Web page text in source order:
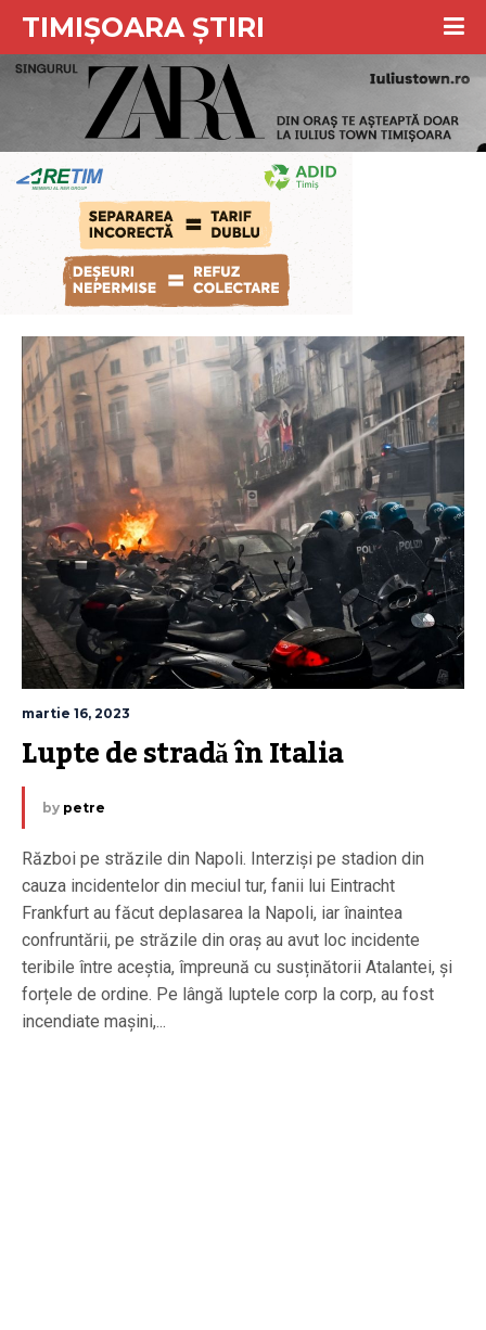
TIMIȘOARA ȘTIRI
martie 16, 2023
Lupte de stradă în Italia
by petre
Război pe străzile din Napoli. Interziși pe stadion din
cauza incidentelor din meciul tur, fanii lui Eintracht
Frankfurt au făcut deplasarea la Napoli, iar înaintea
confruntării, pe străzile din oraș au avut loc incidente
teribile între aceștia, împreună cu susținătorii Atalantei, și
forțele de ordine. Pe lângă luptele corp la corp, au fost
incendiate mașini,...